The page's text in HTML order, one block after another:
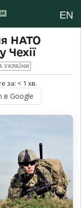
EN
НАТО
Чехії
УКРАЇНИ
за: < 1 хв.
в Google